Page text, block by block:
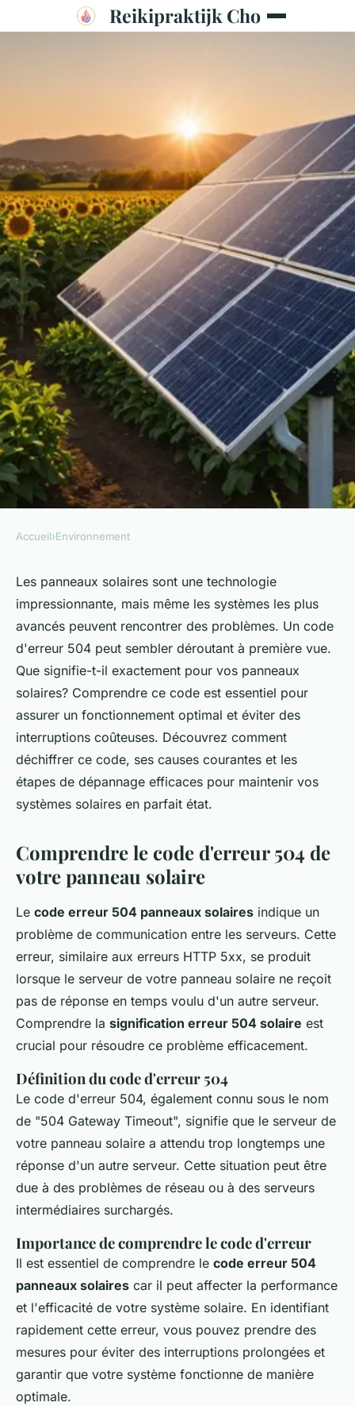
Reikipraktijk Cho
Comprendre le code d'erreur
504 de votre panneau solaire
Simon•15 août 2024•3 min de lecture
Accueil›Environnement
Les panneaux solaires sont une technologie
impressionnante, mais même les systèmes les plus
avancés peuvent rencontrer des problèmes. Un code
d'erreur 504 peut sembler déroutant à première vue.
Que signifie-t-il exactement pour vos panneaux
solaires? Comprendre ce code est essentiel pour
assurer un fonctionnement optimal et éviter des
interruptions coûteuses. Découvrez comment
déchiffrer ce code, ses causes courantes et les
étapes de dépannage efficaces pour maintenir vos
systèmes solaires en parfait état.
Comprendre le code d'erreur 504 de
votre panneau solaire
Le code erreur 504 panneaux solaires indique un
problème de communication entre les serveurs. Cette
erreur, similaire aux erreurs HTTP 5xx, se produit
lorsque le serveur de votre panneau solaire ne reçoit
pas de réponse en temps voulu d'un autre serveur.
Comprendre la signification erreur 504 solaire est
crucial pour résoudre ce problème efficacement.
Définition du code d'erreur 504
Le code d'erreur 504, également connu sous le nom
de "504 Gateway Timeout", signifie que le serveur de
votre panneau solaire a attendu trop longtemps une
réponse d'un autre serveur. Cette situation peut être
due à des problèmes de réseau ou à des serveurs
intermédiaires surchargés.
Importance de comprendre le code d'erreur
Il est essentiel de comprendre le code erreur 504
panneaux solaires car il peut affecter la performance
et l'efficacité de votre système solaire. En identifiant
rapidement cette erreur, vous pouvez prendre des
mesures pour éviter des interruptions prolongées et
garantir que votre système fonctionne de manière
optimale.